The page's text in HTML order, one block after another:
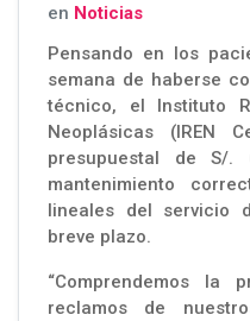
en Noticias
Pensando en los
semana de haberse
técnico, el Instituto
Neoplásicas (IREN
presupuestal de S/
mantenimiento
lineales del servicio
breve plazo.
“Comprendemos la
reclamos de